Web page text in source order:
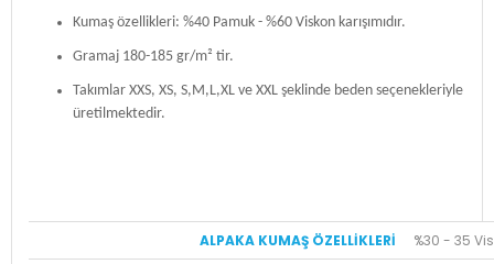
Kumaş özellikleri: %40 Pamuk - %60 Viskon karışımıdır.
Gramaj 180-185 gr/m² tir.
Takımlar XXS, XS, S,M,L,XL ve XXL şeklinde beden seçenekleriyle
üretilmektedir.
ALPAKA KUMAŞ ÖZELLİKLERİ
%30 - 35